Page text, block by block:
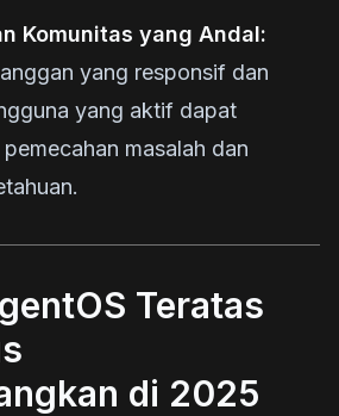
Komunitas yang Andal:
yang responsif dan
yang aktif dapat
masalah dan
Teratas
di 2025